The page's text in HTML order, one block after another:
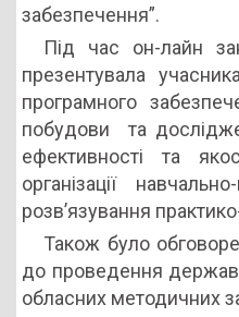
забезпечення”.
Під час он-лайн
презентувала
програмного
побудови та
ефективності та
організації
розв’язування
Також було
до проведення
обласних методичних